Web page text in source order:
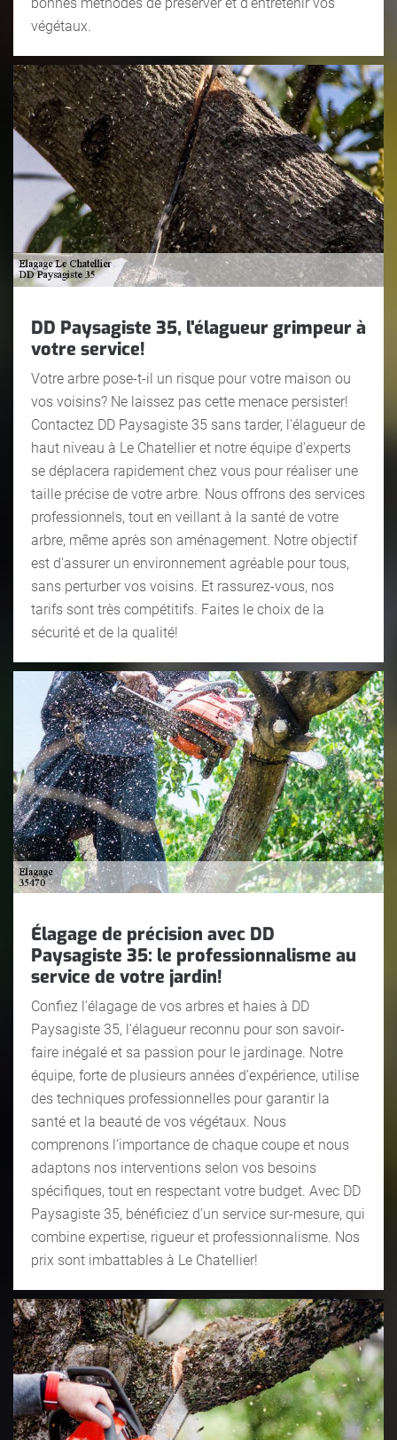
végétaux.
DD Paysagiste 35, l'élagueur grimpeur à
votre service!
Votre arbre pose-t-il un risque pour votre maison ou
vos voisins? Ne laissez pas cette menace persister!
Contactez DD Paysagiste 35 sans tarder, l'élagueur de
haut niveau à Le Chatellier et notre équipe d'experts
se déplacera rapidement chez vous pour réaliser une
taille précise de votre arbre. Nous offrons des services
professionnels, tout en veillant à la santé de votre
arbre, même après son aménagement. Notre objectif
est d'assurer un environnement agréable pour tous,
sans perturber vos voisins. Et rassurez-vous, nos
tarifs sont très compétitifs. Faites le choix de la
sécurité et de la qualité!
Élagage de précision avec DD
Paysagiste 35: le professionnalisme au
service de votre jardin!
Confiez l’élagage de vos arbres et haies à DD
Paysagiste 35, l'élagueur reconnu pour son savoir-
faire inégalé et sa passion pour le jardinage. Notre
équipe, forte de plusieurs années d’expérience, utilise
des techniques professionnelles pour garantir la
santé et la beauté de vos végétaux. Nous
comprenons l’importance de chaque coupe et nous
adaptons nos interventions selon vos besoins
spécifiques, tout en respectant votre budget. Avec DD
Paysagiste 35, bénéficiez d’un service sur-mesure, qui
combine expertise, rigueur et professionnalisme. Nos
prix sont imbattables à Le Chatellier!